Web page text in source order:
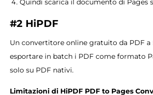
Quindi scarica il documento di Pages
#2 HiPDF
Un convertitore online gratuito da PDF a
esportare in batch i PDF come formato
solo su PDF nativi.
Limitazioni di HiPDF PDF to Pages